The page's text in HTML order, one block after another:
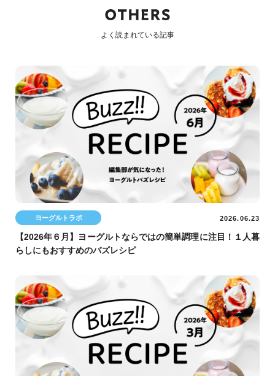
よく読まれている記事
ヨーグルトラボ 2026.06.23
【2026年６月】ヨーグルトならではの簡単調理に注目！１人暮
らしにもおすすめのバズレシピ